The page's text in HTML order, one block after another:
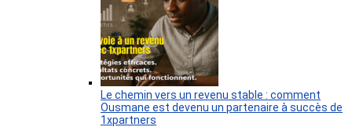
Le chemin vers un revenu stable : comment
Ousmane est devenu un partenaire à succès de
1xpartners